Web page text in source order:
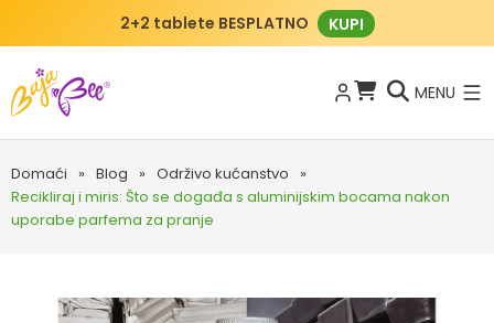
2+2 tablete BESPLATNO KUPI
MENU
Domaći » Blog » Održivo kućanstvo
»
Recikliraj i miris: Što se događa s aluminijskim bocama nakon
uporabe parfema za pranje